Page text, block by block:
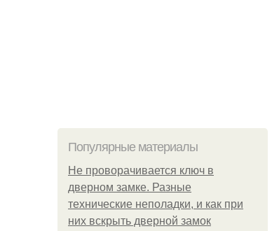
Популярные материалы
Не проворачивается ключ в
дверном замке. Разные
технические неполадки, и как при
них вскрыть дверной замок